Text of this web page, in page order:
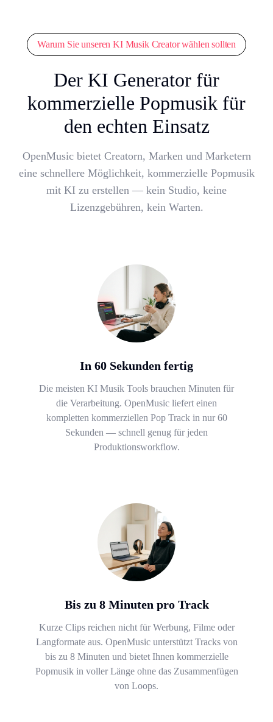
Warum Sie unseren KI Musik Creator wählen sollten
Der KI Generator für
kommerzielle Popmusik für
den echten Einsatz
OpenMusic bietet Creatorn, Marken und Marketern
eine schnellere Möglichkeit, kommerzielle Popmusik
mit KI zu erstellen — kein Studio, keine
Lizenzgebühren, kein Warten.
In 60 Sekunden fertig
Die meisten KI Musik Tools brauchen Minuten für
die Verarbeitung. OpenMusic liefert einen
kompletten kommerziellen Pop Track in nur 60
Sekunden — schnell genug für jeden
Produktionsworkflow.
Bis zu 8 Minuten pro Track
Kurze Clips reichen nicht für Werbung, Filme oder
Langformate aus. OpenMusic unterstützt Tracks von
bis zu 8 Minuten und bietet Ihnen kommerzielle
Popmusik in voller Länge ohne das Zusammenfügen
von Loops.